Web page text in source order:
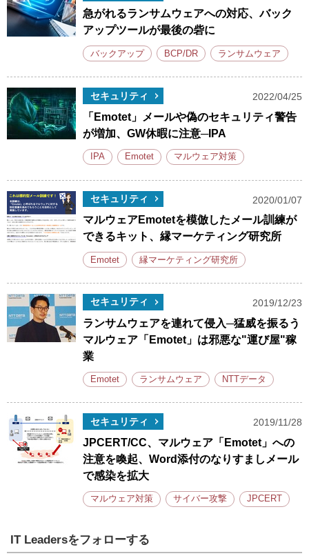
急がれるランサムウェアへの対応、バック
アップツールが最後の砦に
バックアップ BCP/DR ランサムウェア
セキュリティ 2022/04/25
「Emotet」メールや偽のセキュリティ警告
が増加、GW休暇に注意─IPA
IPA Emotet マルウェア対策
セキュリティ 2020/01/07
マルウェアEmotetを模倣したメール訓練が
できるキット、縁マーケティング研究所
Emotet 縁マーケティング研究所
セキュリティ 2019/12/23
ランサムウェアを連れて侵入─猛威を振るう
マルウェア「Emotet」は邪悪な"運び屋"稼
業
Emotet ランサムウェア NTTデータ
セキュリティ 2019/11/28
JPCERT/CC、マルウェア「Emotet」への
注意を喚起、Word添付のなりすましメール
で感染を拡大
マルウェア対策 サイバー攻撃 JPCERT
IT Leadersをフォローする